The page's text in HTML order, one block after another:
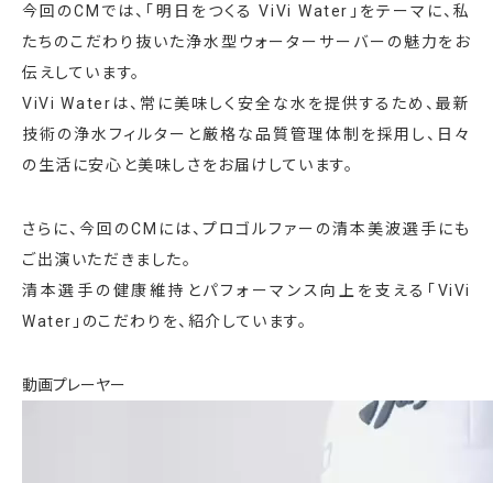
今回のCMでは、「明日をつくる ViVi Water」をテーマに、私
たちのこだわり抜いた浄水型ウォーターサーバーの魅力をお
伝えしています。
ViVi Waterは、常に美味しく安全な水を提供するため、最新
技術の浄水フィルターと厳格な品質管理体制を採用し、日々
の生活に安心と美味しさをお届けしています。
さらに、今回のCMには、プロゴルファーの清本美波選手にも
ご出演いただきました。
清本選手の健康維持とパフォーマンス向上を支える「ViVi
Water」のこだわりを、紹介しています。
動画プレーヤー